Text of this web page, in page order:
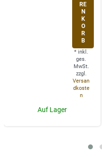
RE
N
K
O
R
B
* inkl.
ges.
MwSt.
zzgl.
Versan
dkoste
n
Auf Lager